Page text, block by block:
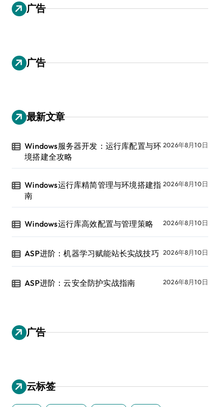
广告
广告
最新文章
Windows服务器开发：运行库配置与环
境搭建全攻略
2026年8月10日
Windows运行库精简管理与环境搭建指
南
2026年8月10日
Windows运行库高效配置与管理策略 2026年8月10日
ASP进阶：机器学习赋能站长实战技巧 2026年8月10日
ASP进阶：云安全防护实战指南 2026年8月10日
广告
云标签